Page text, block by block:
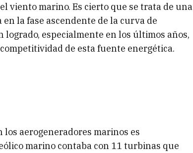
viento marino. Es cierto que se trata de una
la fase ascendente de la curva de
logrado, especialmente en los últimos años,
de esta fuente energética.
los aerogeneradores marinos es
marino contaba con 11 turbinas que